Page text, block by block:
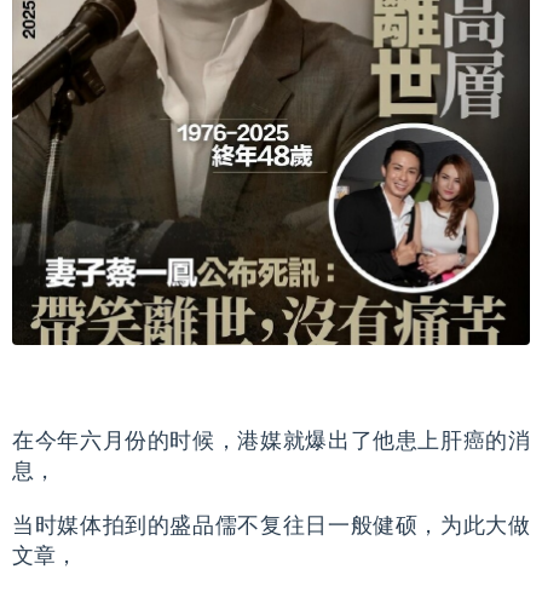
在今年六月份的时候，港媒就爆出了他患上肝癌的消
息，
当时媒体拍到的盛品儒不复往日一般健硕，为此大做
文章，